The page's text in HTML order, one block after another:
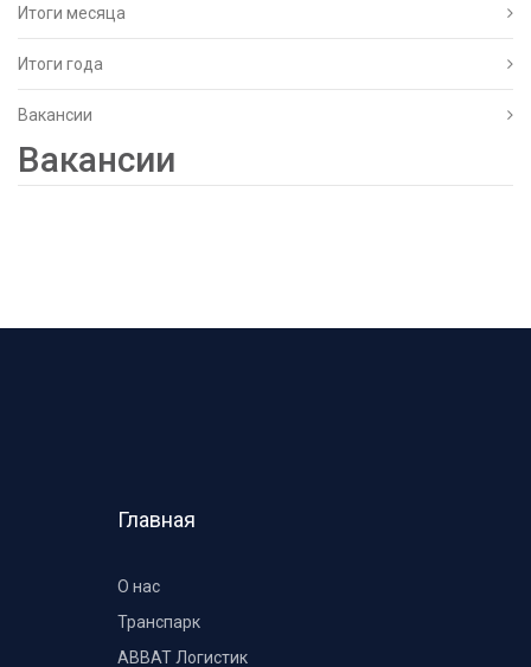
Итоги месяца
Итоги года
Вакансии
Вакансии
Главная
О нас
Транспарк
ABBAT Логистик